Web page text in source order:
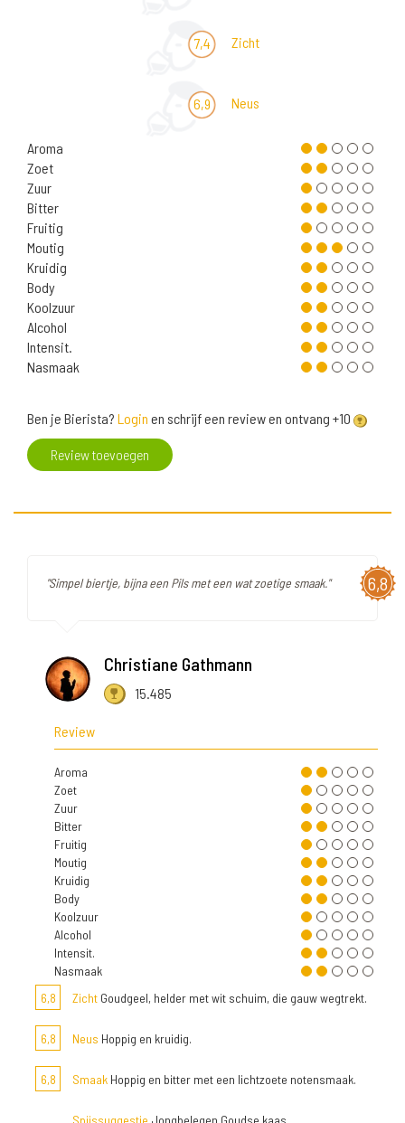
7,4 Zicht
6,9 Neus
Aroma
Zoet
Zuur
Bitter
Fruitig
Moutig
Kruidig
Body
Koolzuur
Alcohol
Intensit.
Nasmaak
Ben je Bierista? Login en schrijf een review en ontvang +10
Review toevoegen
6,8
"Simpel biertje, bijna een Pils met een wat zoetige smaak."
Christiane Gathmann
15.485
Review
Aroma
Zoet
Zuur
Bitter
Fruitig
Moutig
Kruidig
Body
Koolzuur
Alcohol
Intensit.
Nasmaak
6,8
Zicht Goudgeel, helder met wit schuim, die gauw wegtrekt.
6,8 Neus Hoppig en kruidig.
6,8 Smaak Hoppig en bitter met een lichtzoete notensmaak.